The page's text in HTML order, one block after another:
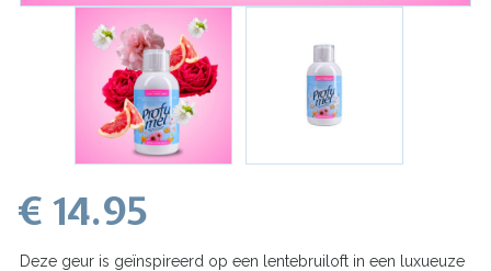
€ 14.95
Deze geur is geïnspireerd op een lentebruiloft in een luxueuze